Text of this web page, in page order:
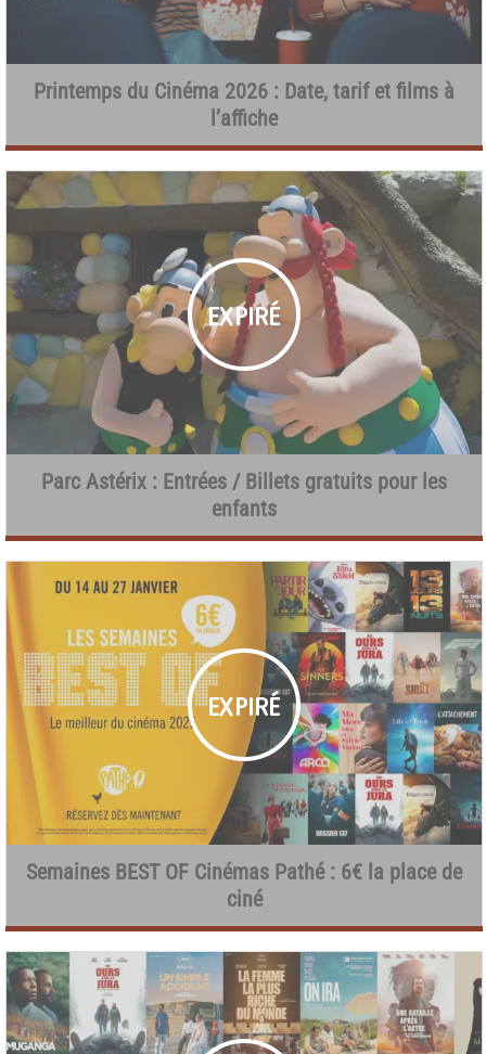
Printemps du Cinéma 2026 : Date, tarif et films à
l’affiche
Parc Astérix : Entrées / Billets gratuits pour les
enfants
Semaines BEST OF Cinémas Pathé : 6€ la place de
ciné